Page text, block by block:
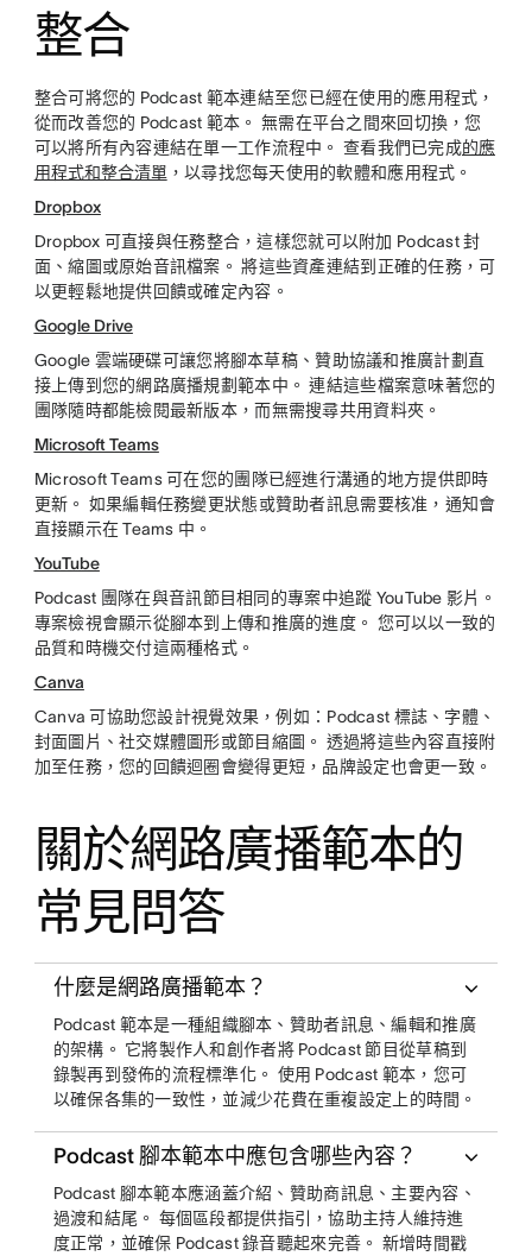
整合
整合可將您的 Podcast 範本連結至您已經在使用的應用程式，
從而改善您的 Podcast 範本。 無需在平台之間來回切換，您
可以將所有內容連結在單一工作流程中。 查看我們已完成的應
用程式和整合清單 ，以尋找您每天使用的軟體和應用程式。
Dropbox
Dropbox 可直接與任務整合，這樣您就可以附加 Podcast 封
面、縮圖或原始音訊檔案。 將這些資產連結到正確的任務，可
以更輕鬆地提供回饋或確定內容。
Google Drive
Google 雲端硬碟可讓您將腳本草稿、贊助協議和推廣計劃直
接上傳到您的網路廣播規劃範本中。 連結這些檔案意味著您的
團隊隨時都能檢閱最新版本，而無需搜尋共用資料夾。
Microsoft Teams
Microsoft Teams 可在您的團隊已經進行溝通的地方提供即時
更新。 如果編輯任務變更狀態或贊助者訊息需要核准，通知會
直接顯示在 Teams 中。
YouTube
Podcast 團隊在與音訊節目相同的專案中追蹤 YouTube 影片。
專案檢視會顯示從腳本到上傳和推廣的進度。 您可以以一致的
品質和時機交付這兩種格式。
Canva
Canva 可協助您設計視覺效果，例如：Podcast 標誌、字體、
封面圖片、社交媒體圖形或節目縮圖。 透過將這些內容直接附
加至任務，您的回饋迴圈會變得更短，品牌設定也會更一致。
關於網路廣播範本的
常見問答
什麼是網路廣播範本？
Podcast 範本是一種組織腳本、贊助者訊息、編輯和推廣
的架構。 它將製作人和創作者將 Podcast 節目從草稿到
錄製再到發佈的流程標準化。 使用 Podcast 範本，您可
以確保各集的一致性，並減少花費在重複設定上的時間。
Podcast 腳本範本中應包含哪些內容？
Podcast 腳本範本應涵蓋介紹、贊助商訊息、主要內容、
過渡和結尾。 每個區段都提供指引，協助主持人維持進
度正常，並確保 Podcast 錄音聽起來完善。 新增時間戳